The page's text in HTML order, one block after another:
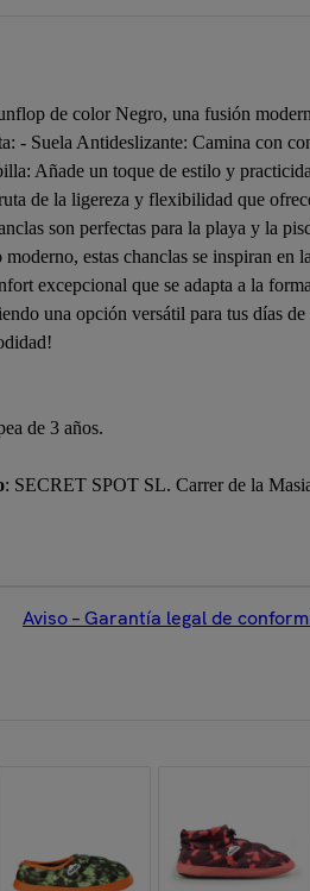
de color Negro, una fusión
- Suela Antideslizante: Camina con
Añade un toque de estilo y
de la ligereza y flexibilidad que
son perfectas para la playa y la
estas chanclas se inspiran
excepcional que se adapta a la
una opción versátil para tus días
de 3 años.
: SECRET SPOT SL. Carrer de la
Aviso – Garantía legal de